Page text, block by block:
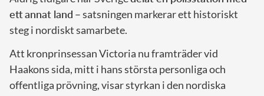
ett annat land – satsningen markerar ett historiskt
steg i nordiskt samarbete.
Att kronprinsessan Victoria nu framträder vid
Haakons sida, mitt i hans största personliga och
offentliga prövning, visar styrkan i den nordiska